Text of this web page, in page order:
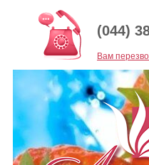
(044)
Baм